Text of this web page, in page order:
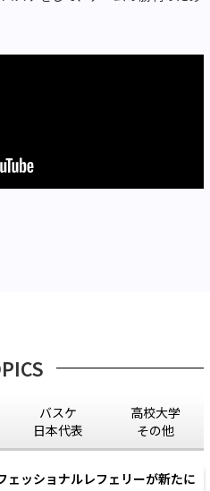
バスケ
日本代表
高校大学
その他
ェッショナルレフェリーが新たに